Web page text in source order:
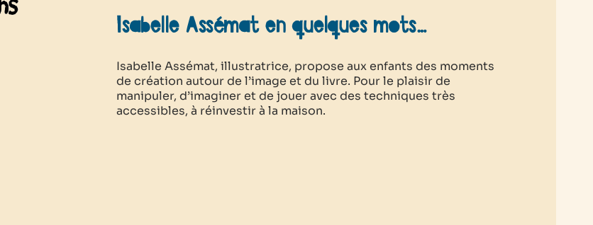
Isabelle Assémat en quelques mots…
Isabelle Assémat, illustratrice, propose aux enfants des moments
de création autour de l’image et du livre. Pour le plaisir de
manipuler, d’imaginer et de jouer avec des techniques très
accessibles, à réinvestir à la maison.